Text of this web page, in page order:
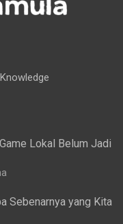
Lokal Belum Jadi
Sebenarnya yang Kita